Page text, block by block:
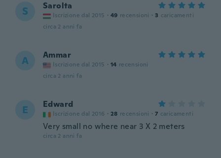
S Sarolta
Iscrizione dal 2015 · 49 recensioni · 3 caricamenti
circa 2 anni fa
A Ammar
Iscrizione dal 2015 · 14 recensioni
circa 2 anni fa
E Edward
Iscrizione dal 2016 · 28 recensioni · 7 caricamenti
Very small no where near 3 X 2 meters
circa 2 anni fa